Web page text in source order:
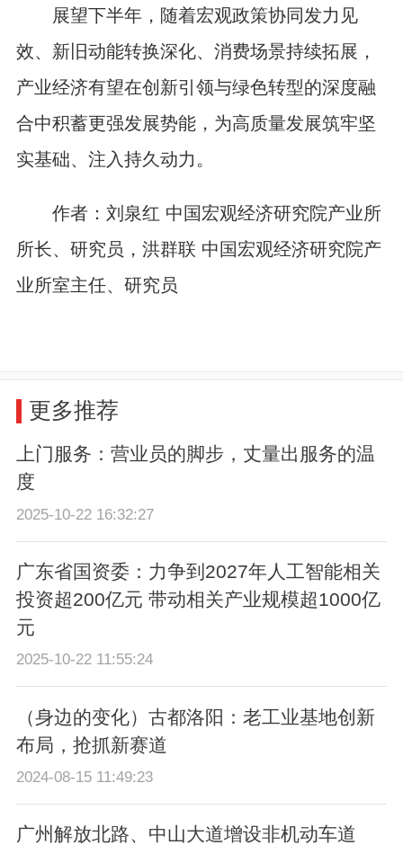
展望下半年，随着宏观政策协同发力见
效、新旧动能转换深化、消费场景持续拓展，
产业经济有望在创新引领与绿色转型的深度融
合中积蓄更强发展势能，为高质量发展筑牢坚
实基础、注入持久动力。
作者：刘泉红 中国宏观经济研究院产业所
所长、研究员，洪群联 中国宏观经济研究院产
业所室主任、研究员
更多推荐
上门服务：营业员的脚步，丈量出服务的温
度
2025-10-22 16:32:27
广东省国资委：力争到2027年人工智能相关
投资超200亿元 带动相关产业规模超1000亿
元
2025-10-22 11:55:24
（身边的变化）古都洛阳：老工业基地创新
布局，抢抓新赛道
2024-08-15 11:49:23
广州解放北路、中山大道增设非机动车道